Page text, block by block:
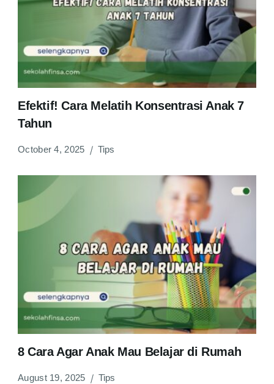
Efektif! Cara Melatih Konsentrasi Anak 7
Tahun
October 4, 2025 Tips
8 Cara Agar Anak Mau Belajar di Rumah
August 19, 2025 Tips